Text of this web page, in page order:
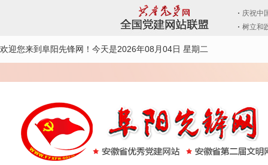
欢迎您来到阜阳先锋网！ 今天是2026年08月04日 星期二